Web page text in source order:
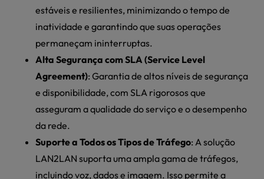
estáveis e resilientes, minimizando o tempo de
inatividade e garantindo que suas operações
permaneçam ininterruptas.
Alta Segurança com SLA (Service Level
Agreement): Garantia de altos níveis de segurança
e disponibilidade, com SLA rigorosos que
asseguram a qualidade do serviço e o desempenho
da rede.
Suporte a Todos os Tipos de Tráfego: A solução
LAN2LAN suporta uma ampla gama de tráfegos,
incluindo voz, dados e imagem. Isso permite a